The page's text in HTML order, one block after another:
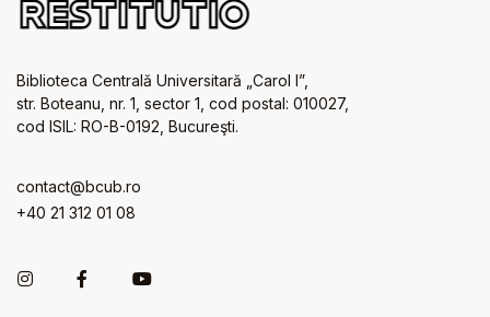
Biblioteca Centrală Universitară „Carol I”,
str. Boteanu, nr. 1, sector 1, cod postal: 010027,
cod ISIL: RO-B-0192, Bucureşti.
contact@bcub.ro
+40 21 312 01 08